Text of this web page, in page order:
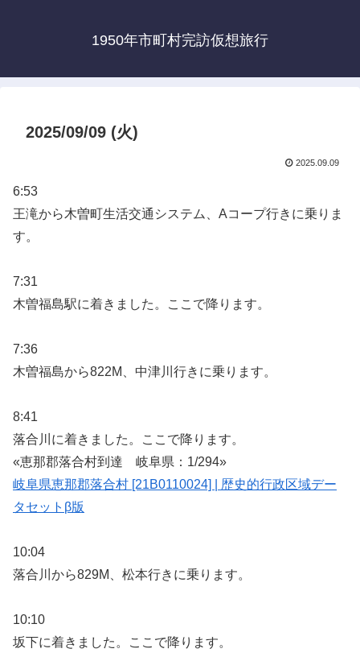
1950年市町村完訪仮想旅行
2025/09/09 (火)
2025.09.09
6:53
王滝から木曽町生活交通システム、Aコープ行きに乗りま
す。
7:31
木曽福島駅に着きました。ここで降ります。
7:36
木曽福島から822M、中津川行きに乗ります。
8:41
落合川に着きました。ここで降ります。
«恵那郡落合村到達 岐阜県：1/294»
岐阜県恵那郡落合村 [21B0110024] | 歴史的行政区域デー
タセットβ版
10:04
落合川から829M、松本行きに乗ります。
10:10
坂下に着きました。ここで降ります。